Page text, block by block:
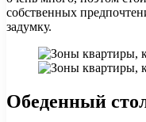
собственных
задумку.
Обеденный